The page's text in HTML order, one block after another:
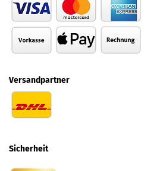
Versandpartner
Sicherheit